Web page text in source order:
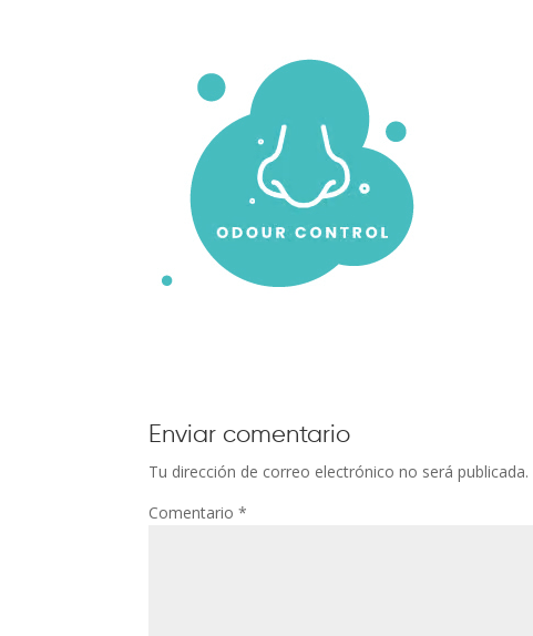
Enviar comentario
Tu dirección de correo electrónico no será publicada.
Comentario*